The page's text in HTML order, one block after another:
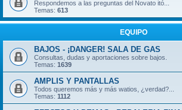
Respondemos a las preguntas del Novato itó...
Temas: 613
EQUIPO
BAJOS - ¡DANGER! SALA DE GAS
Consultas, dudas y aportaciones sobre bajos.
Temas: 1639
AMPLIS Y PANTALLAS
Todos queremos más y más watios, ¿verdad?...
Temas: 1112